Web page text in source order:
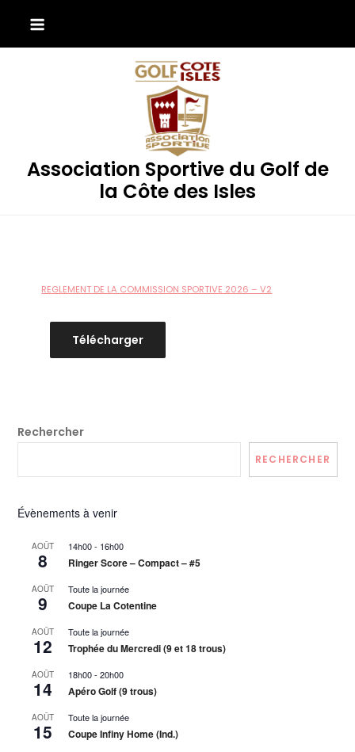
content
Association Sportive du Golf de
la Côte des Isles
REGLEMENT DE LA COMMISSION SPORTIVE 2026 – V2
Télécharger
Rechercher
RECHERCHER
Évènements à venir
AOÛT
8
14h00- 16h00
Ringer Score – Compact – #5
AOÛT
9
Toute la journée
Coupe La Cotentine
AOÛT
12
Toute la journée
Trophée du Mercredi (9 et 18 trous)
AOÛT
14
18h00-20h00
Apéro Golf (9 trous)
AOÛT
15
Toute la journée
Coupe Infiny Home (Ind.)